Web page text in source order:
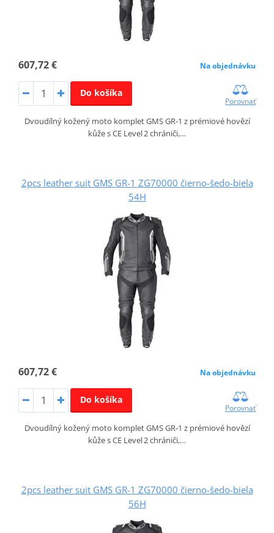
607,72 € Na objednávku
Do košíka
Porovnať
Dvoudílný kožený moto komplet GMS GR‑1 z prémiové hovězí
kůže s CE Level 2 chrániči,…
2pcs leather suit GMS GR-1 ZG70000 čierno-šedo-biela
54H
607,72 € Na objednávku
Do košíka
Porovnať
Dvoudílný kožený moto komplet GMS GR‑1 z prémiové hovězí
kůže s CE Level 2 chrániči,…
2pcs leather suit GMS GR-1 ZG70000 čierno-šedo-biela
56H